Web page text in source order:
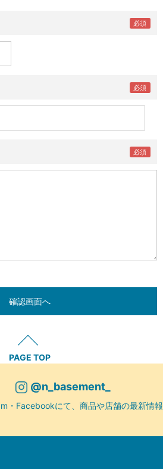
PAGE TOP
@n_basement_
・Facebookにて、商品や店舗の最新情報